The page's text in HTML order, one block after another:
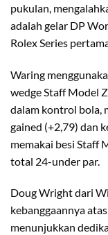
pukulan,
adalah gelar DP
Rolex Series
Waring
wedge Staff Model
dalam kontrol bola,
gained (+2,79) dan
memakai besi Staff
total 24-under par.
Doug Wright dari
kebanggaannya
menunjukkan